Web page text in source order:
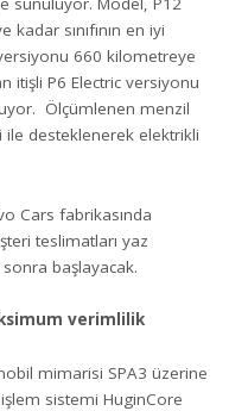
sınıfının en iyi
660 kilometreye
itişli P6 Electric versiyonu
Ölçümlenen menzil
ile desteklenerek elektrikli
Cars fabrikasında
teslimatları yaz
başlayacak.
verimlilik
mimarisi SPA3 üzerine
sistemi HuginCore